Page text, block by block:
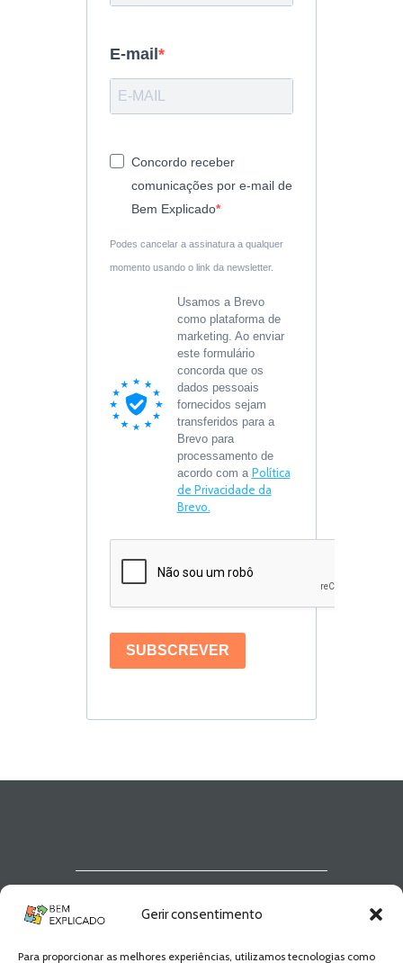
Gerir consentimento
Para proporcionar as melhores experiências, utilizamos tecnologias como
E-mail
Concordo receber
comunicações por e-mail de
Bem Explicado
Podes cancelar a assinatura a qualquer
momento usando o link da newsletter.
Usamos a Brevo
como plataforma de
marketing. Ao enviar
este formulário
concorda que os
dados pessoais
fornecidos sejam
transferidos para a
Brevo para
processamento de
acordo com a Política
de Privacidade da
Brevo.
SUBSCREVER
Newsletter Bem
Explicado